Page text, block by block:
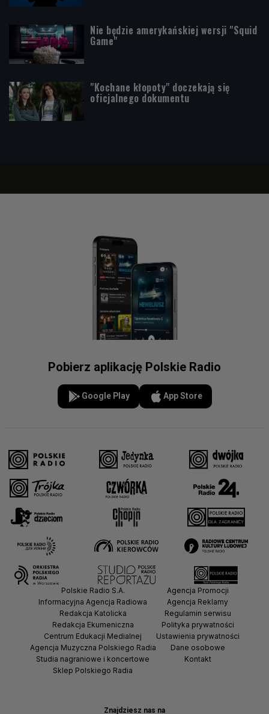
Nie będzie amerykańskiej wersji "Squid
Game"
"Kochane kłopoty" doczekają się
oficjalnego dokumentu
Pobierz aplikację Polskie Radio
Google Play App Store
Znajdziesz nas na
Polskie Radio S.A.
Informacyjna Agencja Radiowa
Redakcja Katolicka
Redakcja Ekumeniczna
Centrum Edukacji Medialnej
Agencja Muzyczna Polskiego Radia
Studia nagraniowe i koncertowe
Sklep Polskiego Radia
Agencja Promocji
Agencja Reklamy
Regulamin serwisu
Polityka prywatności
Ustawienia prywatności
Dane osobowe
Kontakt